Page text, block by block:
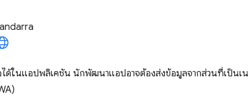
ได้ในแอปพลิเคชัน นักพัฒนาแอปอาจต้องส่งข้อมูลจากส่วนที่เป็น